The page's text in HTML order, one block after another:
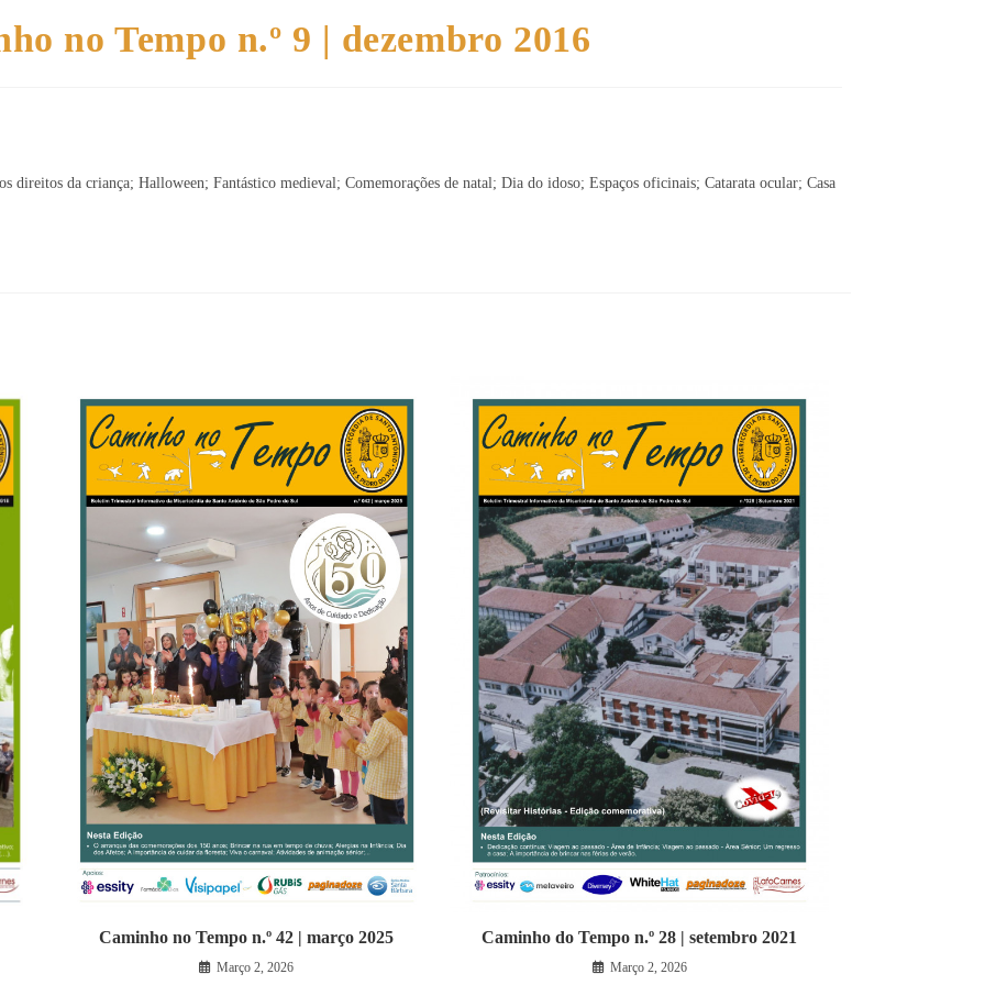
no Tempo n.º 9 | dezembro 2016
direitos da criança; Halloween; Fantástico medieval; Comemorações de natal; Dia do idoso; Espaços oficinais; Catarata ocular; Casa
Caminho no Tempo n.º 42 | março 2025
Março 2, 2026
Caminho do Tempo n.º 28 | setembro 2021
Março 2, 2026